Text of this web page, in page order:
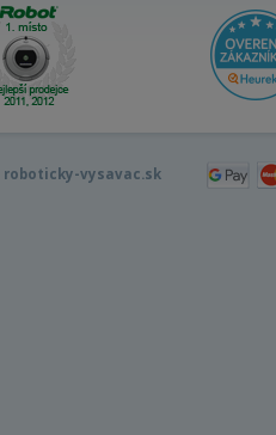
roboticky-vysavac.sk